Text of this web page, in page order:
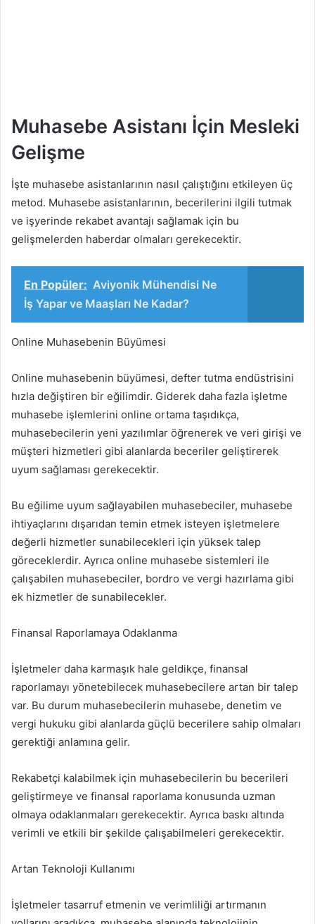
Muhasebe Asistanı İçin Mesleki
Gelişme
İşte muhasebe asistanlarının nasıl çalıştığını etkileyen üç
metod. Muhasebe asistanlarının, becerilerini ilgili tutmak
ve işyerinde rekabet avantajı sağlamak için bu
gelişmelerden haberdar olmaları gerekecektir.
En Popüler: Aviyonik Mühendisi Ne
İş Yapar ve Maaşları Ne Kadar?
Online Muhasebenin Büyümesi
Online muhasebenin büyümesi, defter tutma endüstrisini
hızla değiştiren bir eğilimdir. Giderek daha fazla işletme
muhasebe işlemlerini online ortama taşıdıkça,
muhasebecilerin yeni yazılımlar öğrenerek ve veri girişi ve
müşteri hizmetleri gibi alanlarda beceriler geliştirerek
uyum sağlaması gerekecektir.
Bu eğilime uyum sağlayabilen muhasebeciler, muhasebe
ihtiyaçlarını dışarıdan temin etmek isteyen işletmelere
değerli hizmetler sunabilecekleri için yüksek talep
göreceklerdir. Ayrıca online muhasebe sistemleri ile
çalışabilen muhasebeciler, bordro ve vergi hazırlama gibi
ek hizmetler de sunabilecekler.
Finansal Raporlamaya Odaklanma
İşletmeler daha karmaşık hale geldikçe, finansal
raporlamayı yönetebilecek muhasebecilere artan bir talep
var. Bu durum muhasebecilerin muhasebe, denetim ve
vergi hukuku gibi alanlarda güçlü becerilere sahip olmaları
gerektiği anlamına gelir.
Rekabetçi kalabilmek için muhasebecilerin bu becerileri
geliştirmeye ve finansal raporlama konusunda uzman
olmaya odaklanmaları gerekecektir. Ayrıca baskı altında
verimli ve etkili bir şekilde çalışabilmeleri gerekecektir.
Artan Teknoloji Kullanımı
İşletmeler tasarruf etmenin ve verimliliği artırmanın